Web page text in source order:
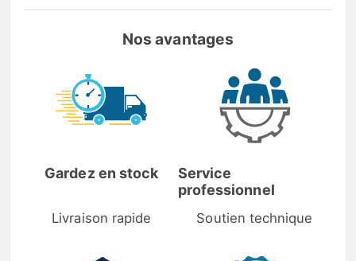
Nos avantages
Gardez en stock
Livraison rapide
Service
professionnel
Soutien technique